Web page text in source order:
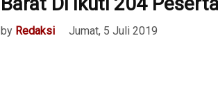
by Redaksi Jumat, 5 Juli 2019